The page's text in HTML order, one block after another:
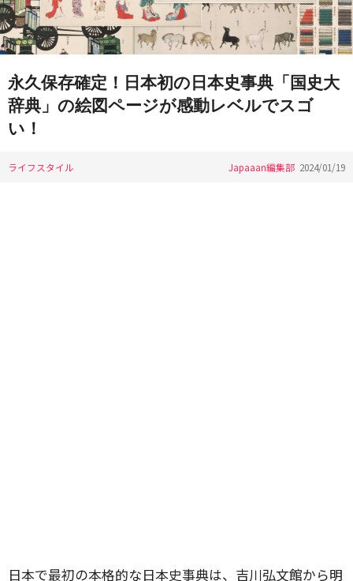
永久保存確定！日本初の日本史事典「国史大
辞典」の絵図ページが感動レベルでスゴ
い！
ライフスタイル Japaaan編集部 2024/01/19
日本で最初の本格的な日本史事典は、吉川弘文館から明